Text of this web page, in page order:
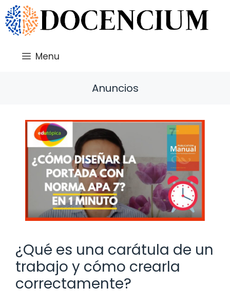
Saltar
al
contenido
Menu
Anuncios
¿Qué es una carátula de un
trabajo y cómo crearla
correctamente?